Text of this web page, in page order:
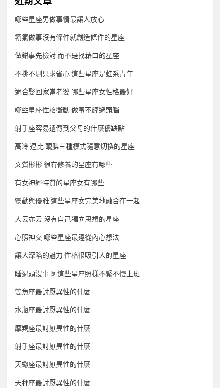
哪些星座男做事情最讓人放心
霸氣做事沒有條件就創造條件的星座
做錯事先檢討 而不是找藉口的星座
不挑不剔只求省心 這些星座是蛙系青年
適合娶回家當老婆 哪些星座女性格最好
哪些星座性格衝動 做事不經過頭腦
射手座容易遺傳到父母的什麼優缺點
高冷 逗比 靦腆三種模式隨意切換的星座
文質彬彬 很有修養的星座有哪些
有女神經特質的星座女有哪些
靈動與優雅 這些星座女完美地融合在一起
人云亦云 沒有自己獨立思想的星座
心照神交 哪些星座最遵從內心想法
讓人深陷的魅力 性格很吸引人的星座
睡過頭沒事啊 這些星座照樣不緊不慢上班
雙魚座最討厭異性的什麼
水瓶座最討厭異性的什麼
摩羯座最討厭異性的什麼
射手座最討厭異性的什麼
天蠍座最討厭異性的什麼
天秤座最討厭異性的什麼